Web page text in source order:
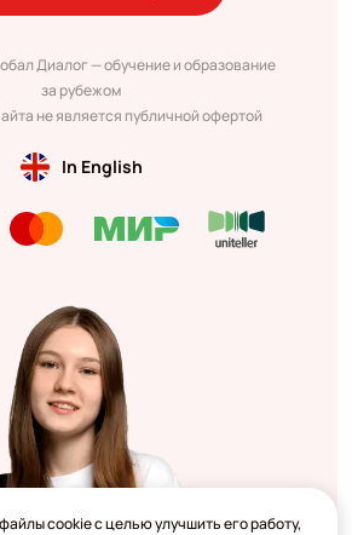
Диалог — обучение и образование
за рубежом
не является публичной офертой
In English
cookie с целью улучшить его работу,